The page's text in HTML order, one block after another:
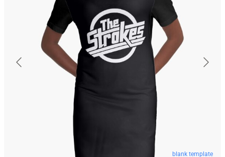
blank template